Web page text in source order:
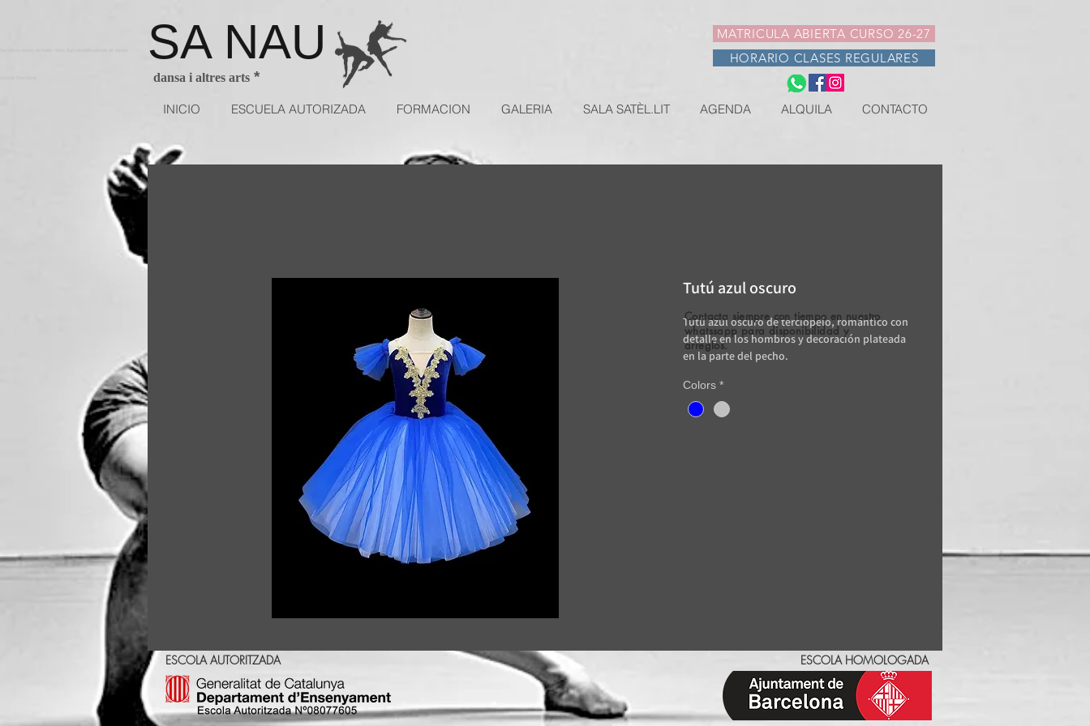
SA NAU
dansa i altres arts *
MATRICULA ABIERTA CURSO 26-27
HORARIO CLASES REGULARES
INICIO ESCUELA AUTORIZADA FORMACION GALERIA SALA SATÈL.LIT AGENDA ALQUILA CONTACTO
Tutú azul oscuro
Tutú azul oscuro de terciopelo, romántico con
detalle en los hombros y decoración plateada
en la parte del pecho.
Colors *
Contacta siempre con tiempo en nuestro
whatssapp para disponibilidad y
arreglos.
ESCOLA AUTORITZADA ESCOLA HOMOLOGADA